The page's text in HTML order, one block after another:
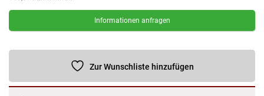
Informationen anfragen
Zur Wunschliste hinzufügen